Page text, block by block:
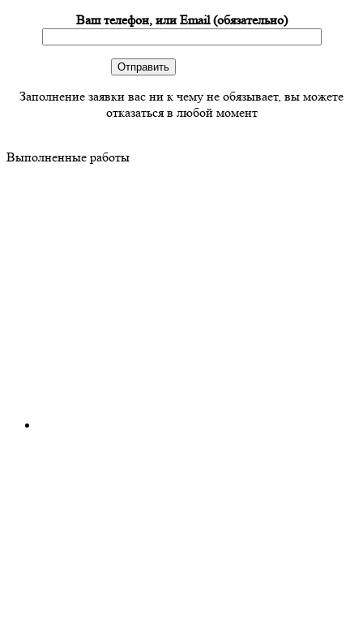
Ваш телефон, или Email (обязательно)
Заполнение заявки вас ни к чему не обязывает, вы можете
отказаться в любой момент
Выполненные работы